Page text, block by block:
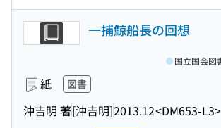
一捕鯨船長の回想
紙 図書
沖吉明 著[沖吉明]2013.12<DM653-L3>
国立国会図